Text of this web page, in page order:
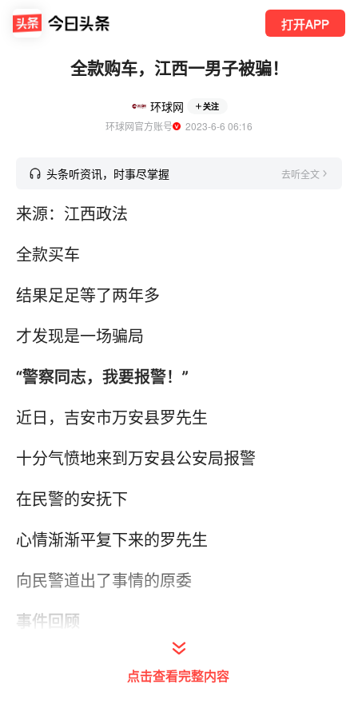
打开APP
全款购车，江西一男子被骗！
环球网 关注
环球网官方账号
  2023-6-6 06:16
头条听资讯，时事尽掌握 去听全文
来源：江西政法
全款买车
结果足足等了两年多
才发现是一场骗局
“警察同志，我要报警！”
近日，吉安市万安县罗先生
十分气愤地来到万安县公安局报警
在民警的安抚下
心情渐渐平复下来的罗先生
向民警道出了事情的原委
事件回顾
点击查看完整内容